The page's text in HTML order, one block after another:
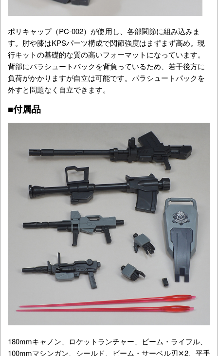
ポリキャップ（PC-002）が使用し、各部関節に組み込みま
す。肘や膝はKPSパーツ構成で関節強度はまずまず高め。現
行キットの基礎的な質の高いフォーマットになっています。
背部にパラシュートパックを背負っているため、若干後方に
負荷がかかりますが自立は可能です。パラシュートパックを
外すと問題なく自立できます。
■付属品
180mmキャノン、ロケットランチャー、ビーム・ライフル、
100mmマシンガン、シールド、ビーム・サーベル刃✕2、平手